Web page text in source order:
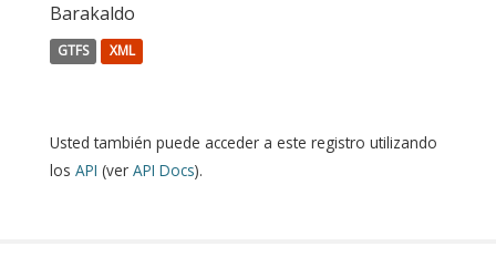
Barakaldo
GTFS XML
Usted también puede acceder a este registro utilizando
los API (ver API Docs).